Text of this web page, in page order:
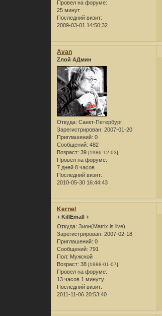
Провел на форуме:
25 минут
Последний визит:
2009-03-01 14:50:32
Avan
Zлой АДмин
Откуда: Санкт-Петербург
Зарегистрирован: 2007-01-20
Приглашений: 0
Сообщений: 482
Возраст: 39 [1986-12-03]
Провел на форуме:
7 дней 8 часов
Последний визит:
2010-05-30 16:44:43
Kernel
+ KillEmall +
Откуда: Зион(Matrix is live)
Зарегистрирован: 2007-02-18
Приглашений: 0
Сообщений: 791
Пол: Мужской
Возраст: 38 [1988-01-07]
Провел на форуме:
13 часов 1 минуту
Последний визит:
2011-11-06 20:53:40